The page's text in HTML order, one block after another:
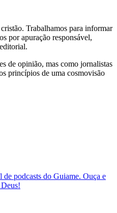
Trabalhamos para informar
por apuração responsável,
de opinião, mas como jornalistas
princípios de uma cosmovisão
podcasts do Guiame. Ouça e